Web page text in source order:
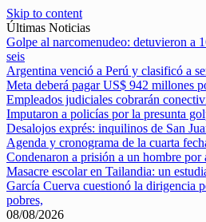
Skip to content
Últimas Noticias
Golpe al narcomenudeo: detuvieron a
seis
Argentina venció a Perú y clasificó a
Meta deberá pagar US$ 942 millones
Empleados judiciales cobrarán
Imputaron a policías por la presunta
Desalojos exprés: inquilinos de San
Agenda y cronograma de la cuarta
Condenaron a prisión a un hombre por
Masacre escolar en Tailandia: un
García Cuerva cuestionó la dirigencia
pobres,
08/08/2026